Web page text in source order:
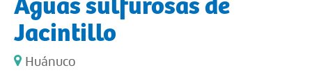
Aguas sulfurosas de
Jacintillo
Huánuco